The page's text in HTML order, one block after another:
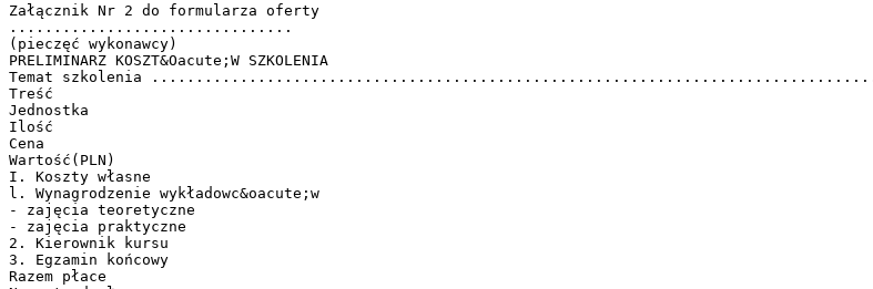
Załącznik Nr 2 do formularza oferty
................................
(pieczęć wykonawcy)
PRELIMINARZ KOSZT&Oacute;W SZKOLENIA
Temat szkolenia
Treść
Jednostka
Ilość
Cena
Wartość(PLN)
I. Koszty własne
l. Wynagrodzenie wykładowc&oacute;w
- zajęcia teoretyczne
- zajęcia praktyczne
2. Kierownik kursu
3. Egzamin końcowy
Razem płace